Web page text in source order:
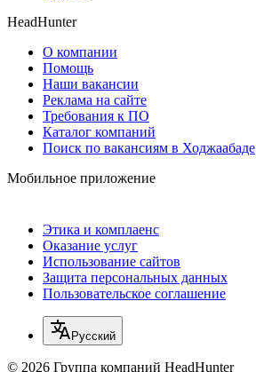
HeadHunter
О компании
Помощь
Наши вакансии
Реклама на сайте
Требования к ПО
Каталог компаний
Поиск по вакансиям в Ходжаабаде
Мобильное приложение
Этика и комплаенс
Оказание услуг
Использование сайтов
Защита персональных данных
Пользовательское соглашение
Русский
© 2026 Группа компаний HeadHunter